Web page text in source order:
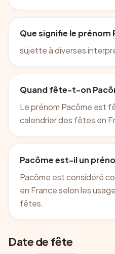
Que signifie le prénom
sujette à diverses
Quand fête-t-on
Le prénom Pacôme est
calendrier des fêtes en
Pacôme est-il un
Pacôme est considéré
en France selon les
fêtes.
Date de fête